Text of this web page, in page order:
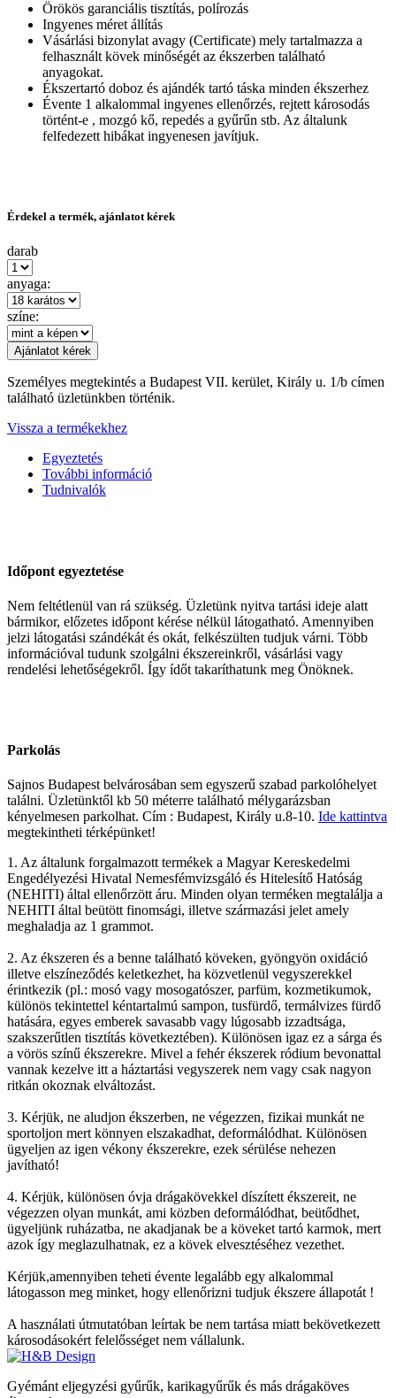
Örökös garanciális tisztítás, polírozás
Ingyenes méret állítás
Vásárlási bizonylat avagy (Certificate) mely tartalmazza a
felhasznált kövek minőségét az ékszerben található
anyagokat.
Ékszertartó doboz és ajándék tartó táska minden ékszerhez
Évente 1 alkalommal ingyenes ellenőrzés, rejtett károsodás
történt-e , mozgó kő, repedés a gyűrűn stb. Az általunk
felfedezett hibákat ingyenesen javítjuk.
Érdekel a termék, ajánlatot kérek
darab
anyaga:
színe:
Személyes megtekintés a Budapest VII. kerület, Király u. 1/b címen
található üzletünkben történik.
Vissza a termékekhez
Egyeztetés
További információ
Tudnivalók
Időpont egyeztetése
Nem feltétlenül van rá szükség. Üzletünk nyitva tartási ideje alatt
bármikor, előzetes időpont kérése nélkül látogatható. Amennyiben
jelzi látogatási szándékát és okát, felkészülten tudjuk várni. Több
információval tudunk szolgálni ékszereinkről, vásárlási vagy
rendelési lehetőségekről. Így ídőt takaríthatunk meg Önöknek.
Parkolás
Sajnos Budapest belvárosában sem egyszerű szabad parkolóhelyet
találni. Üzletünktől kb 50 méterre található mélygarázsban
kényelmesen parkolhat. Cím : Budapest, Király u.8-10. Ide kattintva
megtekintheti térképünket!
1. Az általunk forgalmazott termékek a Magyar Kereskedelmi
Engedélyezési Hivatal Nemesfémvizsgáló és Hitelesítő Hatóság
(NEHITI) által ellenőrzött áru. Minden olyan terméken megtalálja a
NEHITI által beütött finomsági, illetve származási jelet amely
meghaladja az 1 grammot.
2. Az ékszeren és a benne található köveken, gyöngyön oxidáció
illetve elszíneződés keletkezhet, ha közvetlenül vegyszerekkel
érintkezik (pl.: mosó vagy mosogatószer, parfüm, kozmetikumok,
különös tekintettel kéntartalmú sampon, tusfürdő, termálvizes fürdő
hatására, egyes emberek savasabb vagy lúgosabb izzadtsága,
szakszerűtlen tisztítás következtében). Különösen igaz ez a sárga és
a vörös színű ékszerekre. Mivel a fehér ékszerek ródium bevonattal
vannak kezelve itt a háztartási vegyszerek nem vagy csak nagyon
ritkán okoznak elváltozást.
3. Kérjük, ne aludjon ékszerben, ne végezzen, fizikai munkát ne
sportoljon mert könnyen elszakadhat, deformálódhat. Különösen
ügyeljen az igen vékony ékszerekre, ezek sérülése nehezen
javítható!
4. Kérjük, különösen óvja drágakövekkel díszített ékszereit, ne
végezzen olyan munkát, ami közben deformálódhat, beütődhet,
ügyeljünk ruházatba, ne akadjanak be a köveket tartó karmok, mert
azok így meglazulhatnak, ez a kövek elvesztéséhez vezethet.
Kérjük,amennyiben teheti évente legalább egy alkalommal
látogasson meg minket, hogy ellenőrizni tudjuk ékszere állapotát !
A használati útmutatóban leírtak be nem tartása miatt bekövetkezett
károsodásokért felelősséget nem vállalunk.
Gyémánt eljegyzési gyűrűk, karikagyűrűk és más drágaköves